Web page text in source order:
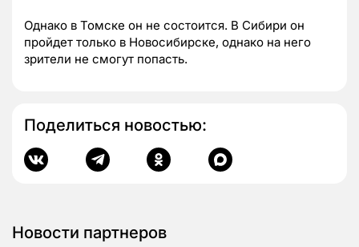
Однако в Томске он не состоится. В Сибири он
пройдет только в Новосибирске, однако на него
зрители не смогут попасть.
Поделиться новостью:
Новости партнеров